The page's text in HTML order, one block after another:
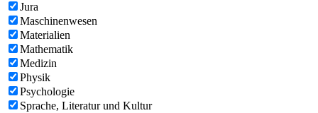
Jura
Maschinenwesen
Materialien
Mathematik
Medizin
Physik
Psychologie
Sprache, Literatur und Kultur